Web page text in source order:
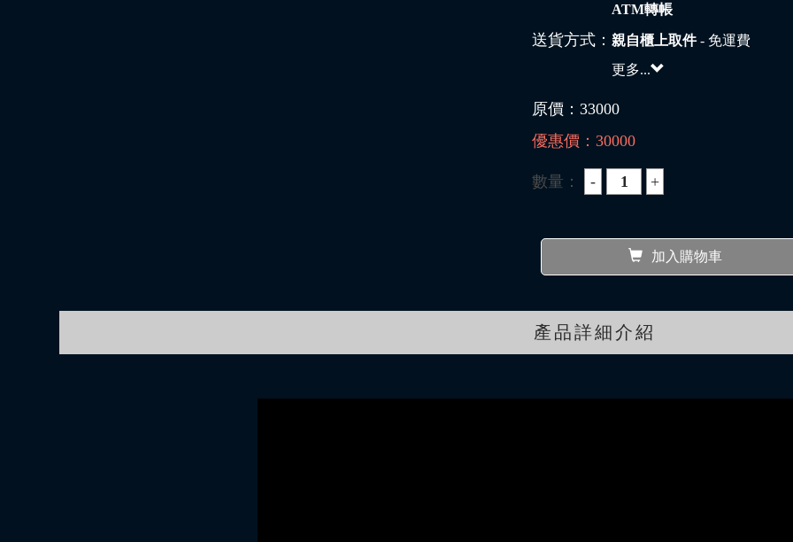
ATM轉帳
送貨方式：親自櫃上取件- 免運費
更多...
原價：33000
優惠價：30000
數量：
加入購物車
產品詳細介紹